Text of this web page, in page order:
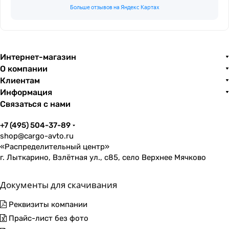
Больше отзывов на Яндекс Картах
Интернет-магазин
О компании
Клиентам
Информация
Связаться с нами
+7 (495) 504-37-89
shop@cargo-avto.ru
«Распределительный центр»
г. Лыткарино, Взлётная ул., с85, село Верхнее Мячково
Документы для скачивания
Реквизиты компании
Прайс-лист без фото